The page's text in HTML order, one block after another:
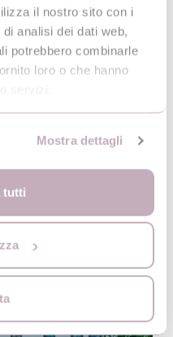
il nostro sito con i
analisi dei dati web,
potrebbero combinarle
loro o che hanno
Mostra dettagli
tutti
per il Neonato e Bambino.
di prodotto: passeggini,
bici, monopattini, palestrine e
ai bisogni delle Mamme il
ampiamento.